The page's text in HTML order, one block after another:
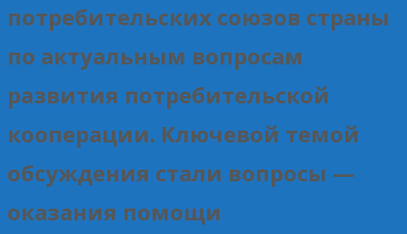
потребительских союзов страны
по актуальным вопросам
развития потребительской
кооперации. Ключевой темой
обсуждения стали вопросы —
оказания помощи